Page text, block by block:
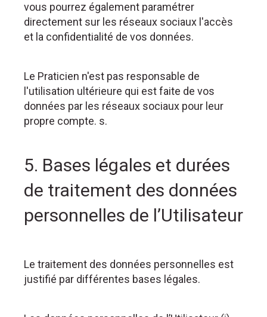
vous pourrez également paramétrer
directement sur les réseaux sociaux l'accès
et la confidentialité de vos données.
Le Praticien n'est pas responsable de
l'utilisation ultérieure qui est faite de vos
données par les réseaux sociaux pour leur
propre compte. s.
5. Bases légales et durées
de traitement des données
personnelles de l’Utilisateur
Le traitement des données personnelles est
justifié par différentes bases légales.